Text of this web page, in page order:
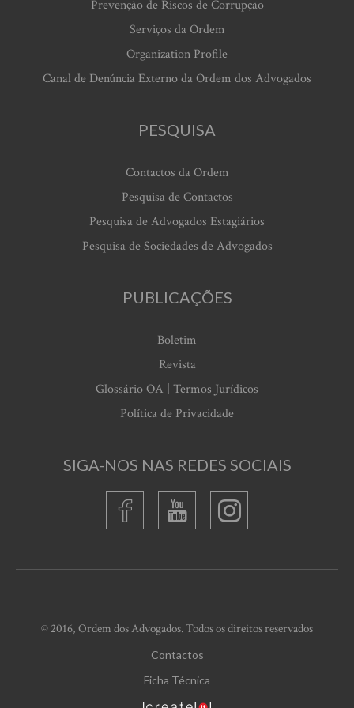
Prevenção de Riscos de Corrupção
Serviços da Ordem
Organization Profile
Canal de Denúncia Externo da Ordem dos Advogados
PESQUISA
Contactos da Ordem
Pesquisa de Contactos
Pesquisa de Advogados Estagiários
Pesquisa de Sociedades de Advogados
PUBLICAÇÕES
Boletim
Revista
Glossário OA | Termos Jurídicos
Política de Privacidade
SIGA-NOS NAS REDES SOCIAIS
© 2016, Ordem dos Advogados. Todos os direitos reservados
Contactos
Ficha Técnica